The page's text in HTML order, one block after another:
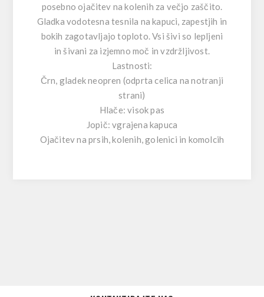
posebno ojačitev na kolenih za večjo zaščito.
Gladka vodotesna tesnila na kapuci, zapestjih in
bokih zagotavljajo toploto. Vsi šivi so lepljeni
in šivani za izjemno moč in vzdržljivost.
Lastnosti:
Črn, gladek neopren (odprta celica na notranji
strani)
Hlače: visok pas
Jopič: vgrajena kapuca
Ojačitev na prsih, kolenih, golenici in komolcih